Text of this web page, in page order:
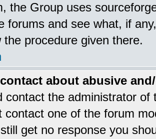
the Group uses
forums and see what, if
the procedure given there.
about abusive
contact the administrator
contact one of the forum
get no response you